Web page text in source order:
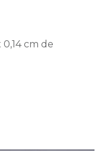
cm de